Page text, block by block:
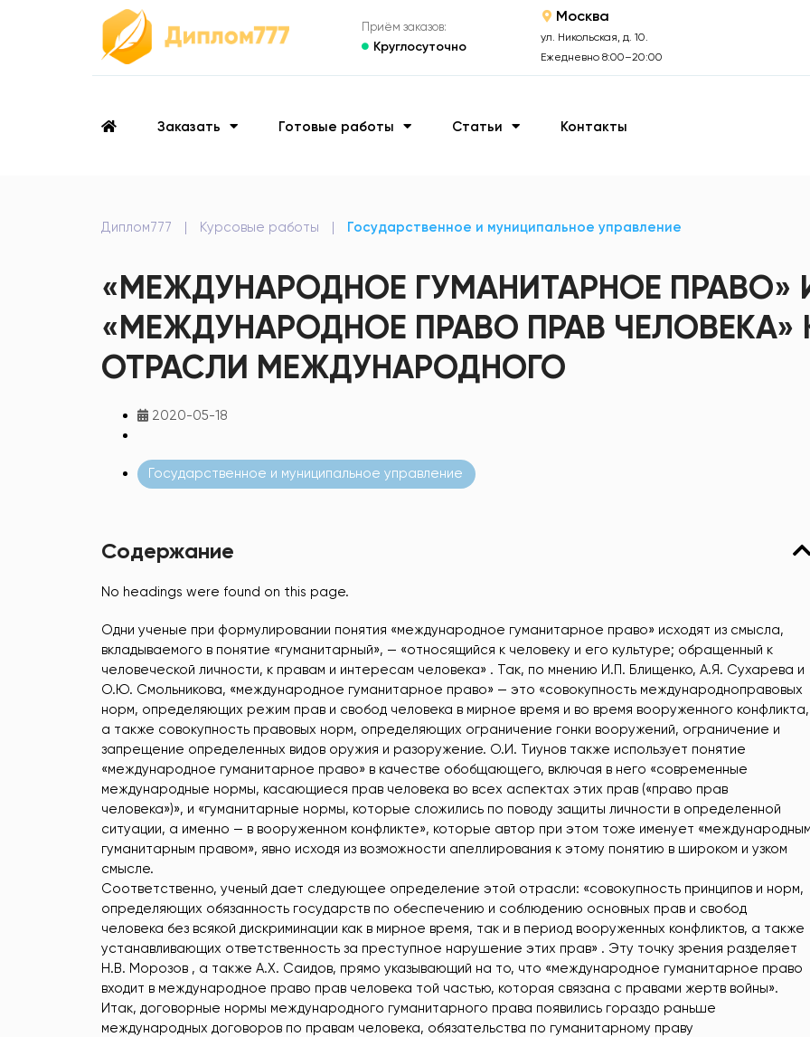
Приём заказов:
Круглосуточно
Москва
ул. Никольская, д. 10.
Ежедневно 8:00–20:00
Заказать Готовые работы Статьи Контакты
Диплом777 | Курсовые работы | Государственное и муниципальное управление
«МЕЖДУНАРОДНОЕ ГУМАНИТАРНОЕ ПРАВО»
«МЕЖДУНАРОДНОЕ ПРАВО ПРАВ ЧЕЛОВЕКА»
ОТРАСЛИ МЕЖДУНАРОДНОГО
2020-05-18
Государственное и муниципальное управление
Содержание
No headings were found on this page.
Одни ученые при формулировании понятия «международное гуманитарное право» исходят из смысла,
вкладываемого в понятие «гуманитарный», — «относящийся к человеку и его культуре; обращенный к
человеческой личности, к правам и интересам человека» . Так, по мнению И.П. Блищенко, А.Я. Сухарева и
О.Ю. Смольникова, «международное гуманитарное право» — это «совокупность международноправовых
норм, определяющих режим прав и свобод человека в мирное время и во время вооруженного конфликта,
а также совокупность правовых норм, определяющих ограничение гонки вооружений, ограничение и
запрещение определенных видов оружия и разоружение. О.И. Тиунов также использует понятие
«международное гуманитарное право» в качестве обобщающего, включая в него «современные
международные нормы, касающиеся прав человека во всех аспектах этих прав («право прав
человека»)», и «гуманитарные нормы, которые сложились по поводу защиты личности в определенной
ситуации, а именно — в вооруженном конфликте», которые автор при этом тоже именует
гуманитарным правом», явно исходя из возможности апеллирования к этому понятию в широком и узком
смысле.
Соответственно, ученый дает следующее определение этой отрасли: «совокупность принципов и норм,
определяющих обязанность государств по обеспечению и соблюдению основных прав и свобод
человека без всякой дискриминации как в мирное время, так и в период вооруженных конфликтов, а также
устанавливающих ответственность за преступное нарушение этих прав» . Эту точку зрения разделяет
Н.В. Морозов , а также А.Х. Саидов, прямо указывающий на то, что «международное гуманитарное право
входит в международное право прав человека той частью, которая связана с правами жертв войны».
Итак, договорные нормы международного гуманитарного права появились гораздо раньше
международных договоров по правам человека, обязательства по гуманитарному праву